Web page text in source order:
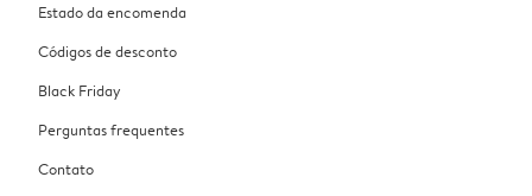
Estado da encomenda
Códigos de desconto
Black Friday
Perguntas frequentes
Contato